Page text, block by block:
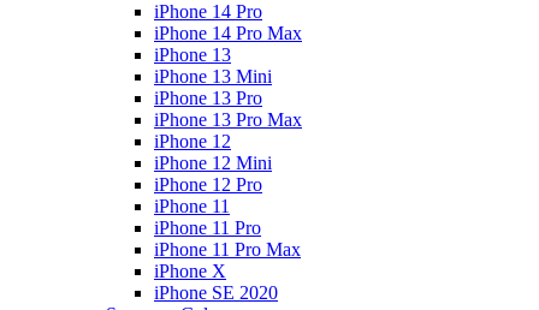
iPhone 14 Pro
iPhone 14 Pro Max
iPhone 13
iPhone 13 Mini
iPhone 13 Pro
iPhone 13 Pro Max
iPhone 12
iPhone 12 Mini
iPhone 12 Pro
iPhone 11
iPhone 11 Pro
iPhone 11 Pro Max
iPhone X
iPhone SE 2020